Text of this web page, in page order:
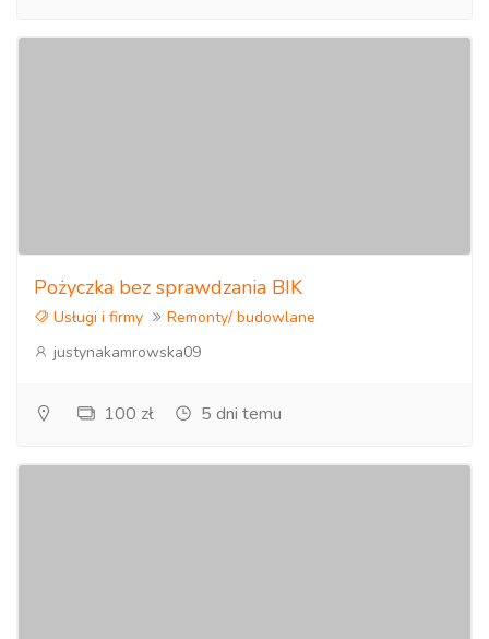
Pożyczka bez sprawdzania BIK
Usługi i firmy
Remonty/ budowlane
justynakamrowska09
100 zł 5 dni temu